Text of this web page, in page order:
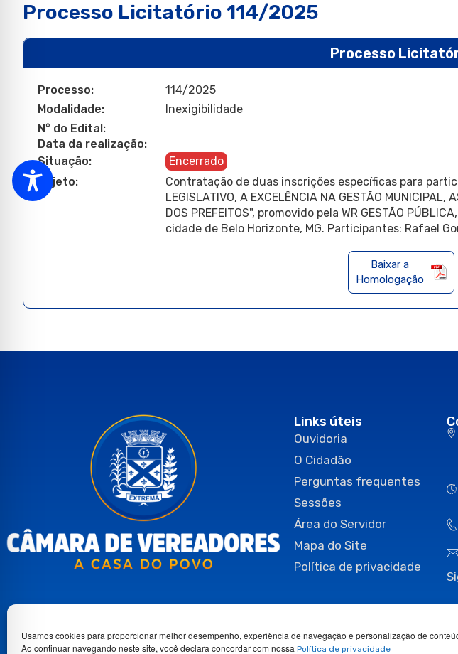
Usamos cookies para proporcionar melhor desempenho, experiência de navegação e personalização de
Ao continuar navegando neste site, você declara concordar com nossa Política de privacidade
Processo Licitatório 114/2025
Processo
Processo:
114/2025
Modalidade:
Inexigibilidade
N° do Edital:
Data da realização:
Situação:
Encerrado
Objeto:
Contratação de duas inscrições específicas para
LEGISLATIVO, A EXCELÊNCIA NA GESTÃO MUNICIPAL,
DOS PREFEITOS", promovido pela WR GESTÃO
cidade de Belo Horizonte, MG. Participantes: Rafael
Baixar a
Homologação
Links úteis
Ouvidoria
O Cidadão
Perguntas frequentes
Sessões
Área do Servidor
Mapa do Site
Política de privacidade